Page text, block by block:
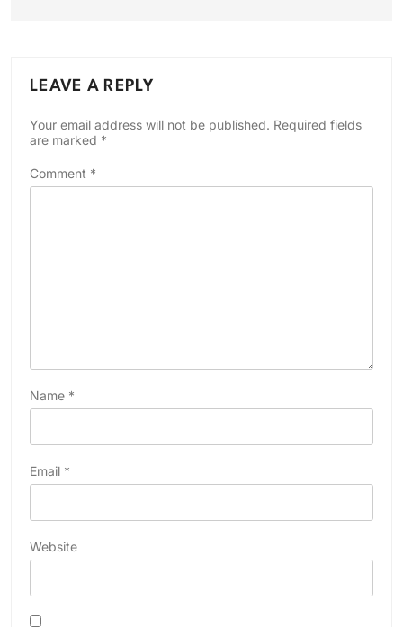
LEAVE A REPLY
Your email address will not be published. Required fields
are marked *
Comment *
Name *
Email *
Website